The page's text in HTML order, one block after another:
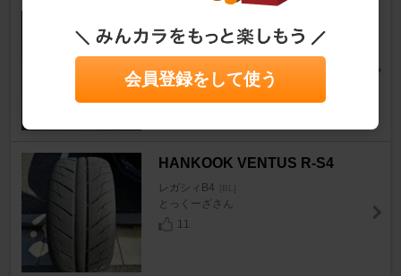
ー
OMEGA-11さん
1
HANKOOK VENTUS R-S4
レガシィB4 [BL]
とっくーざさん
11
会員登録をして使う